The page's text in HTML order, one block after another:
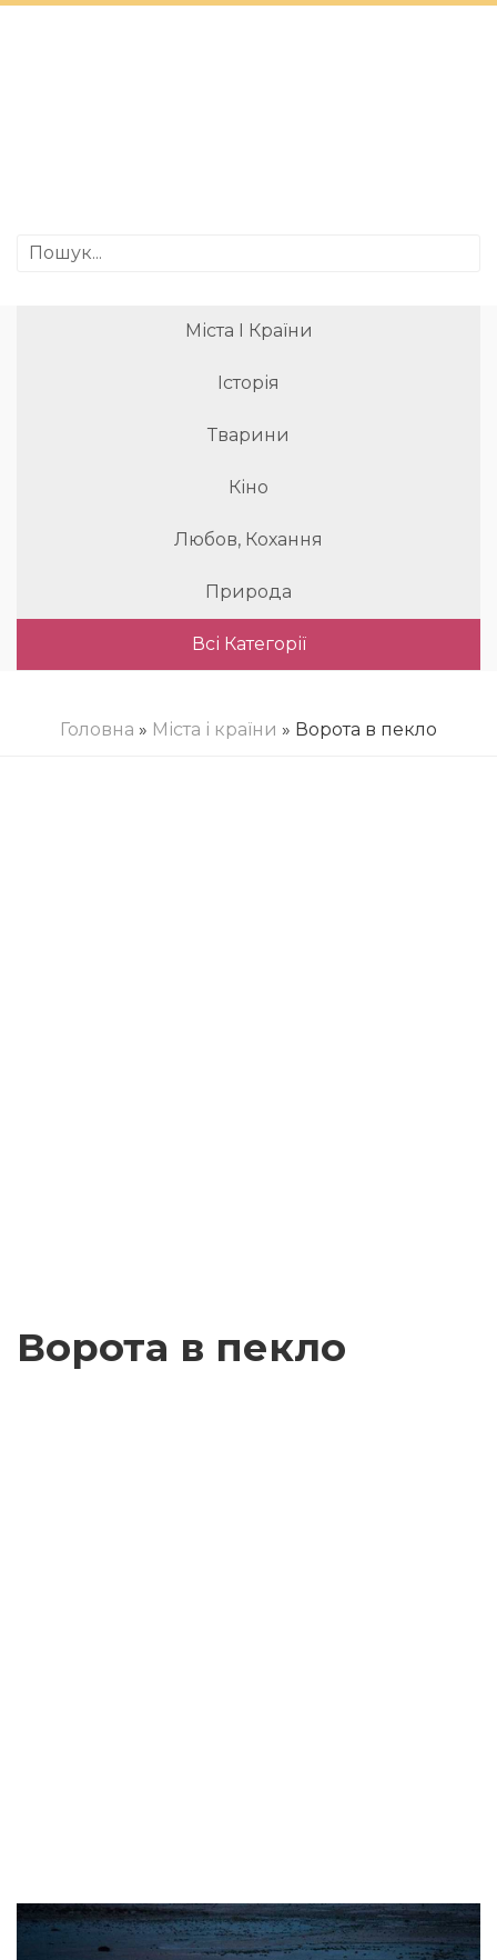
Міста І Країни
Історія
Тварини
Кіно
Любов, Кохання
Природа
Всі Категорії
Головна » Міста і країни » Ворота в пекло
Ворота в пекло